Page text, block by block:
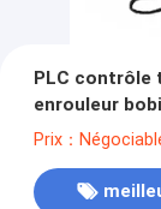
PLC
enrouleur
Prix：